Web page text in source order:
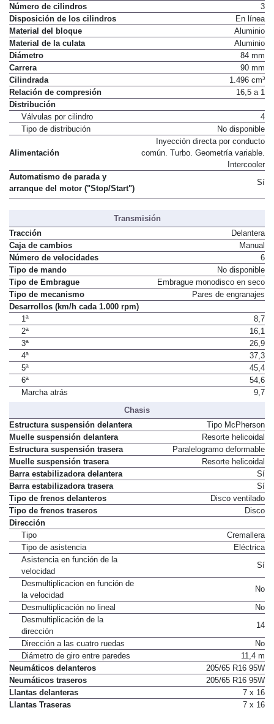
Situación
Delantero transversal
Número de cilindros
3
Disposición de los cilindros
En línea
Material del bloque
Aluminio
Material de la culata
Aluminio
Diámetro
84 mm
Carrera
90 mm
Cilindrada
1.496 cm³
Relación de compresión
Distribución
Válvulas por cilindro
4
No disponible
Inyección directa por conducto
común. Turbo. Geometría variable.
Automatismo de parada y
arranque del motor ("Stop/Start")
Transmisión
Tracción
Delantera
Caja de cambios
Manual
Número de velocidades
6
Tipo de mando
No disponible
Tipo de Embrague
Embrague monodisco en seco
Tipo de mecanismo
Desarrollos (km/h cada 1.000 rpm)
1ª
8,7
2ª
16,1
3ª
26,9
4ª
37,3
5ª
45,4
6ª
54,6
Chasis
Estructura suspensión delantera
Tipo McPherson
Muelle suspensión delantera
Resorte helicoidal
Estructura suspensión trasera
Paralelogramo deformable
Muelle suspensión trasera
Resorte helicoidal
Barra estabilizadora delantera
Sí
Barra estabilizadora trasera
Sí
Tipo de frenos delanteros
Disco ventilado
Tipo de frenos traseros
Dirección
Tipo
Cremallera
Tipo de asistencia
Asistencia en función de la
velocidad
Desmultiplicacion en función de
la velocidad
Desmultiplicación no lineal
Desmultiplicación de la
dirección
Dirección a las cuatro ruedas
No
Diámetro de giro entre paredes
11,4 m
Neumáticos delanteros
205/65 R16 95W
Neumáticos traseros
205/65 R16 95W
Llantas delanteras
7 x 16